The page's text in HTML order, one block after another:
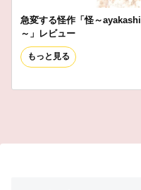
急変する怪作「怪～ayakashi
～」レビュー
もっと見る